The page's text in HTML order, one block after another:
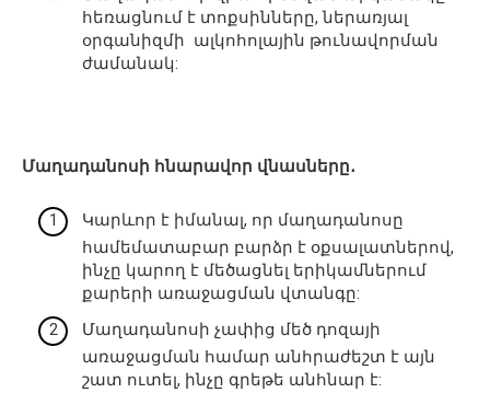
հեռացնում է տոքսինները, ներառյալ
օրգանիզմի ալկոհոլային թունավորման
ժամանակ:
Մաղադանոսի հնարավոր վնասները․
Կարևոր է իմանալ, որ մաղադանոսը
համեմատաբար բարձր է օքսալատներով,
ինչը կարող է մեծացնել երիկամներում
քարերի առաջացման վտանգը:
Մաղադանոսի չափից մեծ դոզայի
առաջացման համար անհրաժեշտ է այն
շատ ուտել, ինչը գրեթե անհնար է: